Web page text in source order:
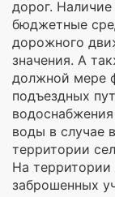
дорог.
бюджетные
дорожного
значения. А
должной мере
подъездных
воды в случае
территории
На территории
заброшенных